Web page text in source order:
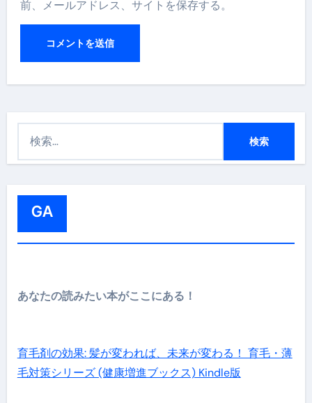
前、メールアドレス、サイトを保存する。
GA
あなたの読みたい本がここにある！
育毛剤の効果: 髪が変われば、未来が変わる！ 育毛・薄
毛対策シリーズ (健康増進ブックス) Kindle版